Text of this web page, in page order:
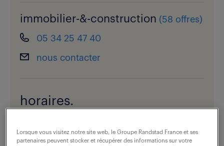
immobilier-&-construction (58 offres)
05 34 25 47 40
nous contacter
horaires.
voir les horaires
Lorsque vous visitez notre site web, le Groupe Randstad France et ses
partenaires peuvent stocker et récupérer des informations sur votre